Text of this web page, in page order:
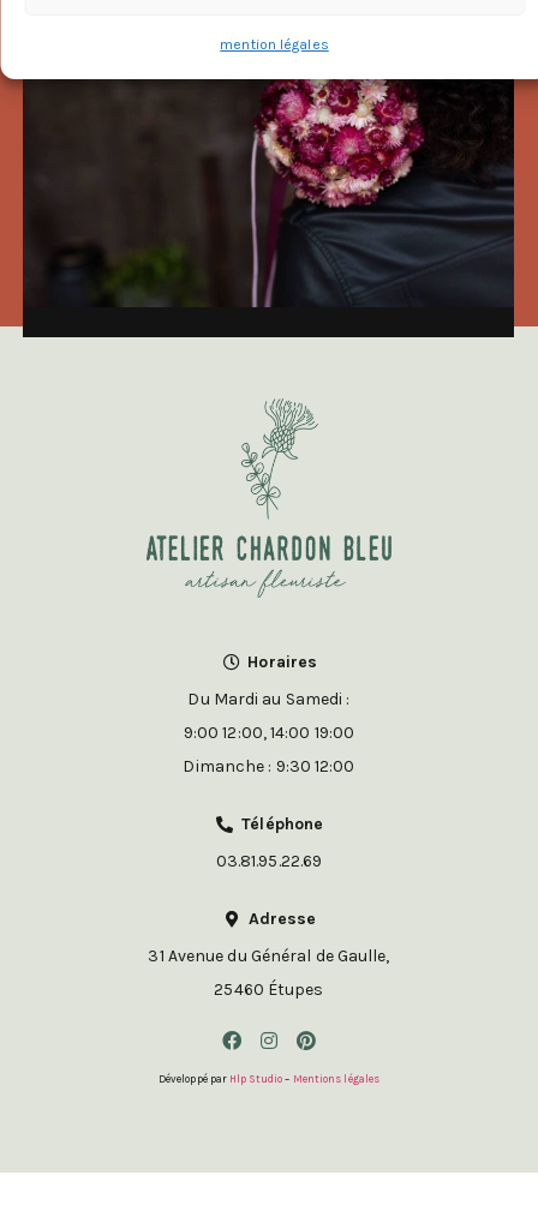
mention légales
Horaires
Du Mardi au Samedi :
9:00 12:00, 14:00 19:00
Dimanche : 9:30 12:00
Téléphone
03.81.95.22.69
Adresse
31 Avenue du Général de Gaulle,
25460 Étupes
Développé par Hlp Studio – Mentions légales